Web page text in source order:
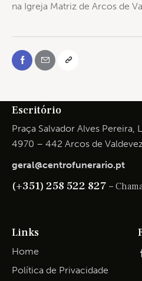
na Igreja Matriz de Arcos de
Escritório
Praça Salvador Alves Pereira,
4970 – 442 Arcos de
geral@centrofunerario.pt
(+351) 258 522 827 –
Links
Home
Política de Privacidade